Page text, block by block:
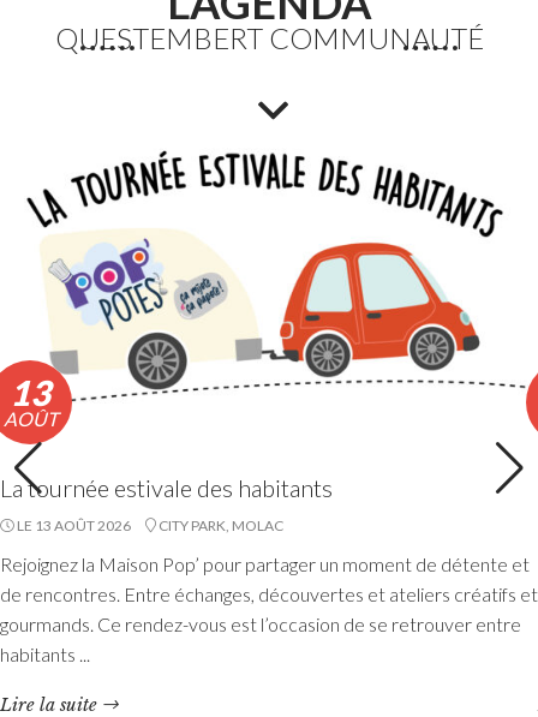
Fortes chaleurs : Adaptation des horaires des
En raison de l’épisode de fortes chaleurs, les horaires
appliqués du lundi 10 au vendredi 14 août 2026 inclus.
Lire la suite
Etang du Moulin Neuf : baignade interdite
La baignade est interdite ainsi que certaines activités
nautiques. La consommation de poissons pêchés est
QUESTEMBERT COMMUNAUTÉ
13
AOÛT
La tournée estivale des habitants
LE 13 AOÛT 2026 CITY PARK, MOLAC
Rejoignez la Maison Pop’ pour partager un moment de détente et
de rencontres. Entre échanges, découvertes et ateliers créatifs et
gourmands. Ce rendez-vous est l’occasion de se retrouver entre
habitants ...
Lire la suite